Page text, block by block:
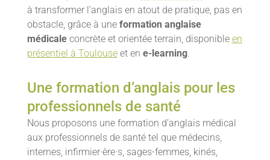
à transformer l’anglais en atout de pratique, pas en
obstacle, grâce à une formation anglaise
médicale concrète et orientée terrain, disponible en
présentiel à Toulouseet en e-learning.
Une formation d’anglais pour les
professionnels de santé
Nous proposons une formation d’anglais médical
aux professionnels de santé tel que médecins,
internes, infirmier·ère·s, sages-femmes, kinés,